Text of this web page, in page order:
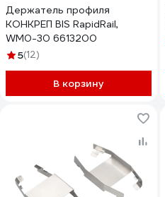
Держатель профиля
КОНКРЕП BIS RapidRail,
WM0-30 6613200
5(12)
В корзину